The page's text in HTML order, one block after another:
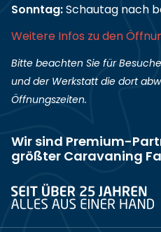
Sonntag:Schautag nach
Weitere Infos zu den
Bitte beachten Sie für
und der Werkstatt die dort
Öffnungszeiten.
Wir sind Premium-
größter Caravaning